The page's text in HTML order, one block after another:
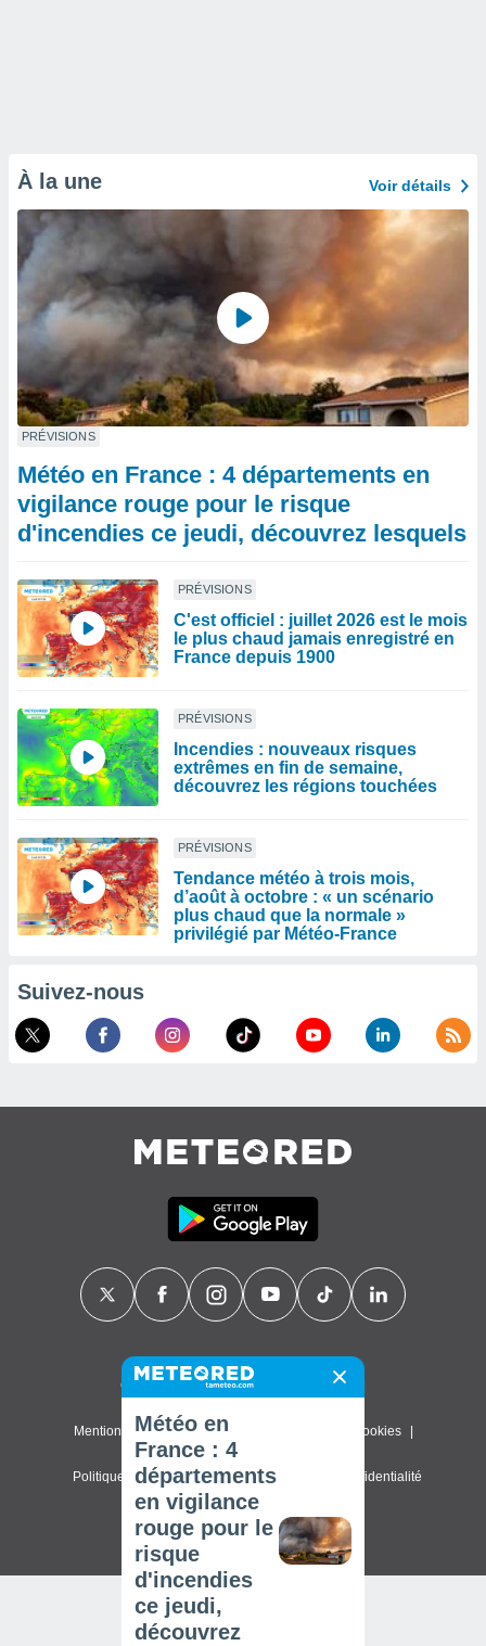
À la une Voir détails
PRÉVISIONS
Météo en France : 4 départements en
vigilance rouge pour le risque
d'incendies ce jeudi, découvrez lesquels
PRÉVISIONS
C'est officiel : juillet 2026 est le mois
le plus chaud jamais enregistré en
France depuis 1900
PRÉVISIONS
Incendies : nouveaux risques
extrêmes en fin de semaine,
découvrez les régions touchées
PRÉVISIONS
Tendance météo à trois mois,
d’août à octobre : « un scénario
plus chaud que la normale »
privilégié par Météo-France
Suivez-nous
Contact À propos de nous FAQ
Mentions légales & Conditions d'utilisation Cookies
Politique de confidentialité Paramètres de confidentialité
© 2026 Meteored. Tous droits réservés
Météo en
France : 4
départements
en vigilance
rouge pour le
risque
d'incendies
ce jeudi,
découvrez